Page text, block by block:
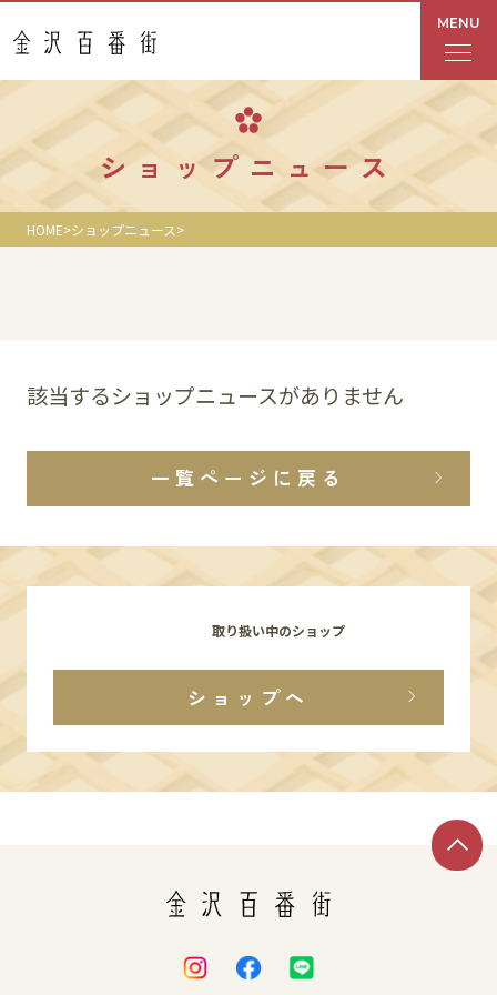
MENU
フロアガイド
あんと
Rinto
ショップニュース
イベント
館内サービス
施設からのお知らせ
スタッフ募集
ショップニュース
HOME ショップニュース
該当するショップニュースがありません
一覧ページに戻る
取り扱い中のショップ
ショップへ